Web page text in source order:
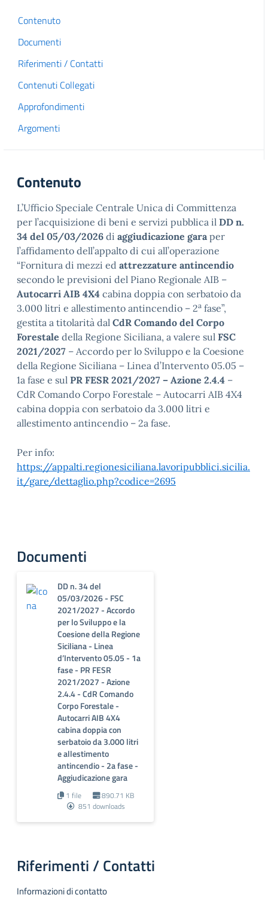
Contenuto
Documenti
Riferimenti / Contatti
Contenuti Collegati
Approfondimenti
Argomenti
Contenuto
L’Ufficio Speciale Centrale Unica di Committenza
per l’acquisizione di beni e servizi pubblica il DD n.
34 del 05/03/2026 di aggiudicazione garaper
l’affidamento dell’appalto di cui all’operazione
“Fornitura di mezzi ed attrezzature antincendio
secondo le previsioni del Piano Regionale AIB –
Autocarri AIB 4X4 cabina doppia con serbatoio da
3.000 litri e allestimento antincendio – 2a fase”,
gestita a titolarità dal CdR Comando del Corpo
Forestale della Regione Siciliana, a valere sul FSC
2021/2027 – Accordo per lo Sviluppo e la Coesione
della Regione Siciliana – Linea d’Intervento 05.05 –
1a fase e sul PR FESR 2021/2027 – Azione 2.4.4 –
CdR Comando Corpo Forestale – Autocarri AIB 4X4
cabina doppia con serbatoio da 3.000 litri e
allestimento antincendio – 2a fase.
Per info:
https://appalti.regionesiciliana.lavoripubblici.sicilia.
it/gare/dettaglio.php?codice=2695
Documenti
DD n. 34 del
05/03/2026 - FSC
2021/2027 - Accordo
per lo Sviluppo e la
Coesione della Regione
Siciliana - Linea
d’Intervento 05.05 - 1a
fase - PR FESR
2021/2027 - Azione
2.4.4 - CdR Comando
Corpo Forestale -
Autocarri AIB 4X4
cabina doppia con
serbatoio da 3.000 litri
e allestimento
antincendio - 2a fase -
Aggiudicazione gara
1 file
890.71 KB
851 downloads
Riferimenti / Contatti
Informazioni di contatto